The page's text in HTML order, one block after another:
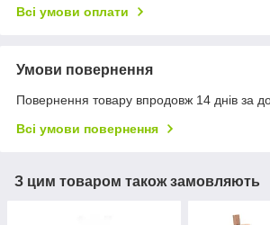
Всі умови оплати
Умови повернення
Повернення товару впродовж 14 днів за
Всі умови повернення
З цим товаром також замовляють